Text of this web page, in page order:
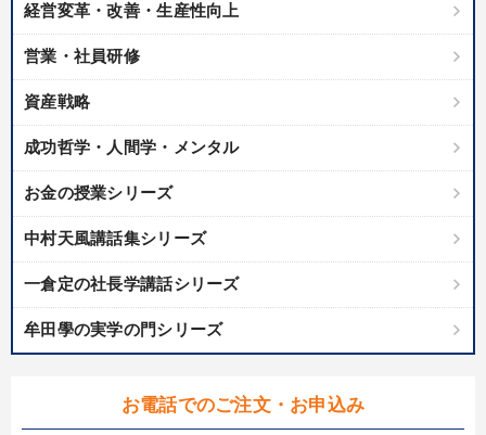
経営変革・改善・生産性向上
営業・社員研修
資産戦略
成功哲学・人間学・メンタル
お金の授業シリーズ
中村天風講話集シリーズ
一倉定の社長学講話シリーズ
牟田學の実学の門シリーズ
お電話でのご注文・お申込み